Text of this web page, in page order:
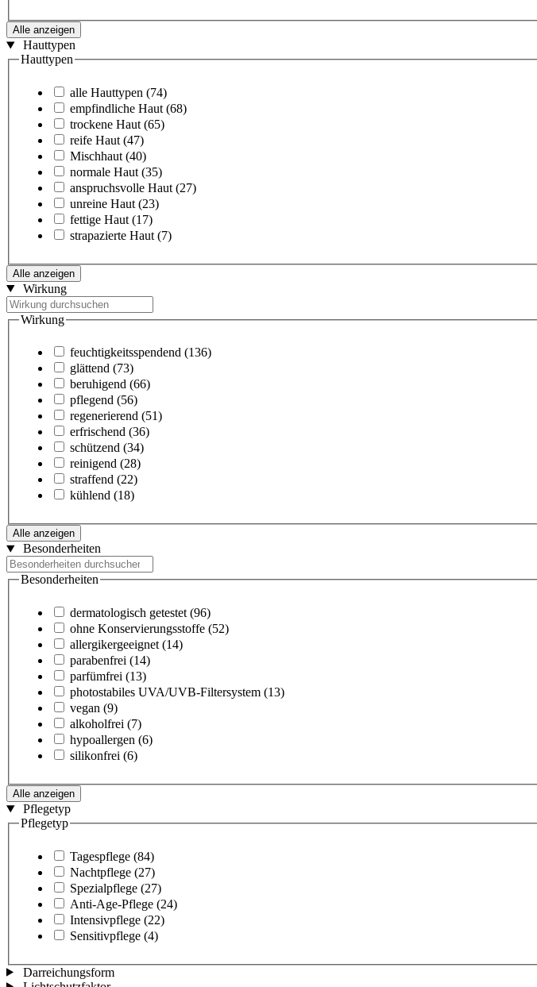
Alle anzeigen
Hauttypen
Hauttypen
alle Hauttypen (74)
empfindliche Haut (68)
trockene Haut (65)
reife Haut (47)
Mischhaut (40)
normale Haut (35)
anspruchsvolle Haut (27)
unreine Haut (23)
fettige Haut (17)
strapazierte Haut (7)
Alle anzeigen
Wirkung
Wirkung
feuchtigkeitsspendend (136)
glättend (73)
beruhigend (66)
pflegend (56)
regenerierend (51)
erfrischend (36)
schützend (34)
reinigend (28)
straffend (22)
kühlend (18)
Alle anzeigen
Besonderheiten
Besonderheiten
dermatologisch getestet (96)
ohne Konservierungsstoffe (52)
allergikergeeignet (14)
parabenfrei (14)
parfümfrei (13)
photostabiles UVA/UVB-Filtersystem (13)
vegan (9)
alkoholfrei (7)
hypoallergen (6)
silikonfrei (6)
Alle anzeigen
Pflegetyp
Pflegetyp
Tagespflege (84)
Nachtpflege (27)
Spezialpflege (27)
Anti-Age-Pflege (24)
Intensivpflege (22)
Sensitivpflege (4)
Darreichungsform